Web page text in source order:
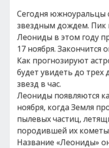
Сегодня южноуральцы
звездным дождем. Пик
Леониды в этом году
17 ноября. Закончится
Как прогнозируют
будет увидеть до
звезд в час.
Леониды появляются
ноября, когда Земля
пылевых частиц,
породившей их
Название «Леониды»